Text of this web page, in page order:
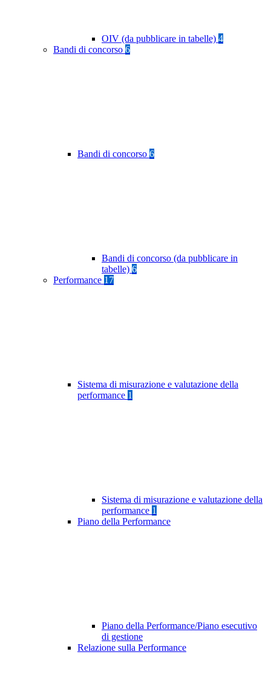
OIV (da pubblicare in tabelle) 4
Bandi di concorso 6
Bandi di concorso 6
Bandi di concorso (da pubblicare in
tabelle) 6
Performance 17
Sistema di misurazione e valutazione della
performance 1
Sistema di misurazione e valutazione della
performance 1
Piano della Performance
Piano della Performance/Piano esecutivo
di gestione
Relazione sulla Performance